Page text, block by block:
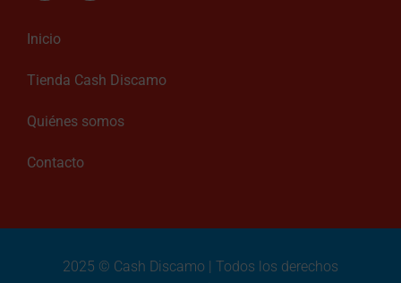
Inicio
Tienda Cash Discamo
Quiénes somos
Contacto
2025 © Cash Discamo | Todos los derechos